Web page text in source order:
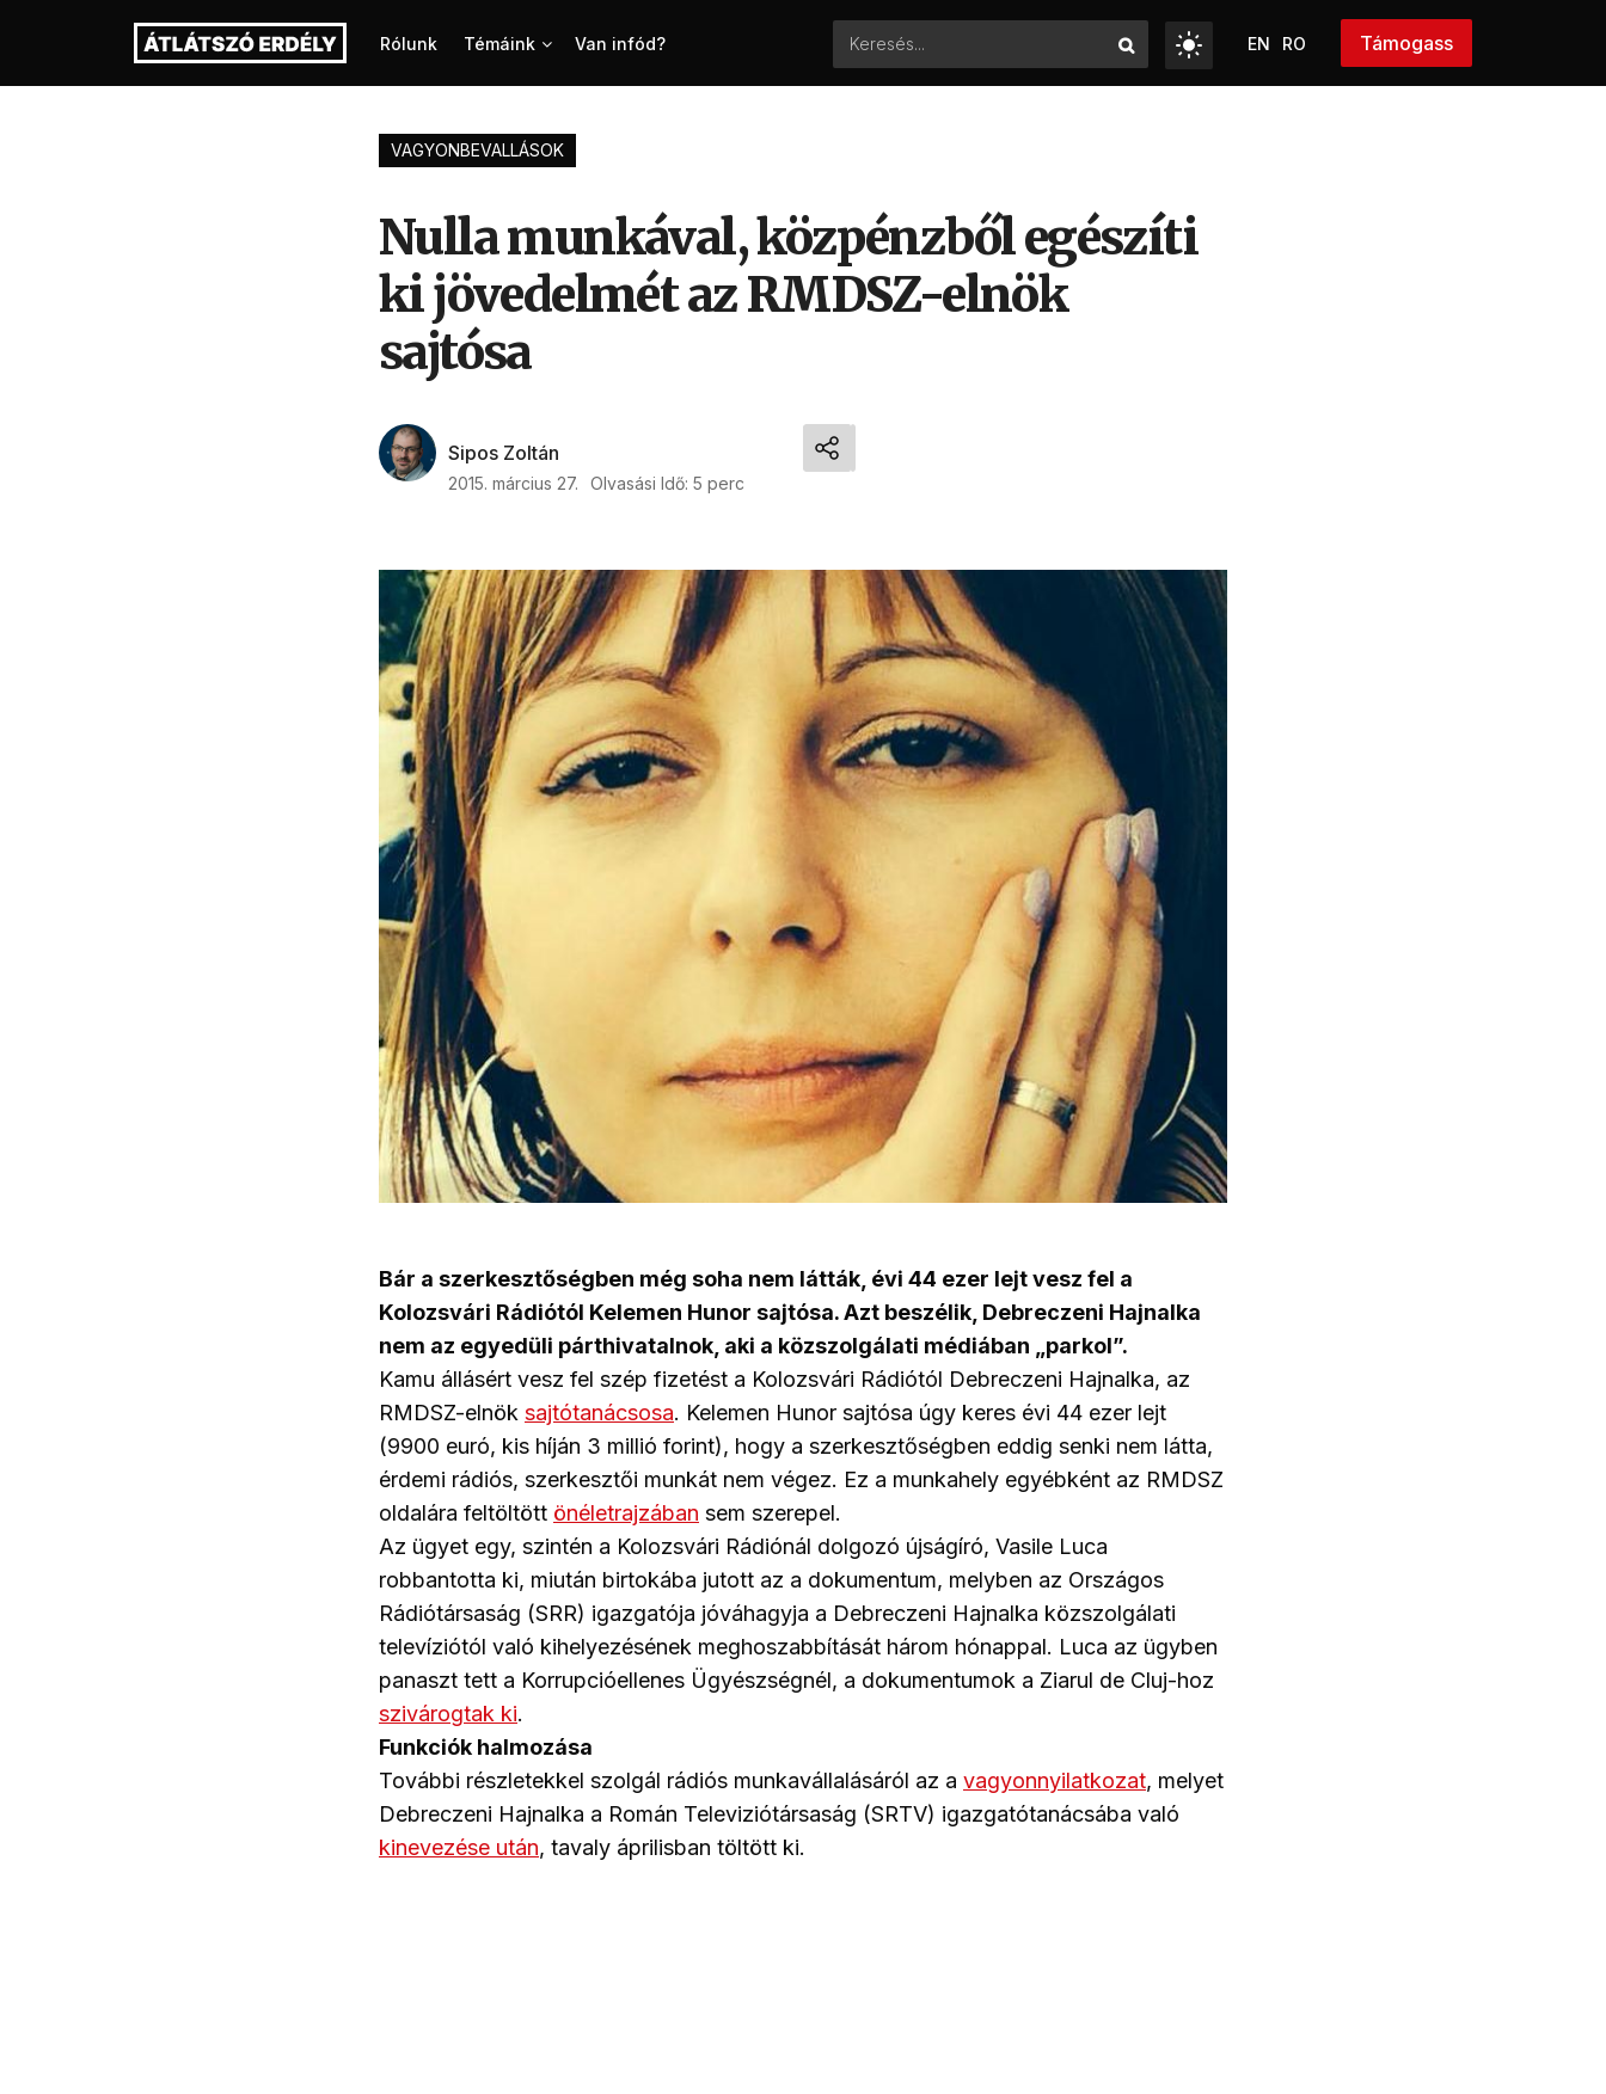
Rólunk Témáink Van infód? EN RO Támogass
VAGYONBEVALLÁSOK
Nulla munkával, közpénzből egészíti
ki jövedelmét az RMDSZ-elnök
sajtósa
Sipos Zoltán
2015. március 27. Olvasási Idő: 5 perc
Bár a szerkesztőségben még soha nem látták, évi 44 ezer lejt vesz fel a
Kolozsvári Rádiótól Kelemen Hunor sajtósa. Azt beszélik, Debreczeni Hajnalka
nem az egyedüli párthivatalnok, aki a közszolgálati médiában „parkol”.
Kamu állásért vesz fel szép fizetést a Kolozsvári Rádiótól Debreczeni Hajnalka, az
RMDSZ-elnök sajtótanácsosa. Kelemen Hunor sajtósa úgy keres évi 44 ezer lejt
(9900 euró, kis híján 3 millió forint), hogy a szerkesztőségben eddig senki nem látta,
érdemi rádiós, szerkesztői munkát nem végez. Ez a munkahely egyébként az RMDSZ
oldalára feltöltött önéletrajzában sem szerepel.
Az ügyet egy, szintén a Kolozsvári Rádiónál dolgozó újságíró, Vasile Luca
robbantotta ki, miután birtokába jutott az a dokumentum, melyben az Országos
Rádiótársaság (SRR) igazgatója jóváhagyja a Debreczeni Hajnalka közszolgálati
televíziótól való kihelyezésének meghoszabbítását három hónappal. Luca az ügyben
panaszt tett a Korrupcióellenes Ügyészségnél, a dokumentumok a Ziarul de Cluj-hoz
szivárogtak ki.
Funkciók halmozása
További részletekkel szolgál rádiós munkavállalásáról az a vagyonnyilatkozat, melyet
Debreczeni Hajnalka a Román Televiziótársaság (SRTV) igazgatótanácsába való
kinevezése után, tavaly áprilisban töltött ki.